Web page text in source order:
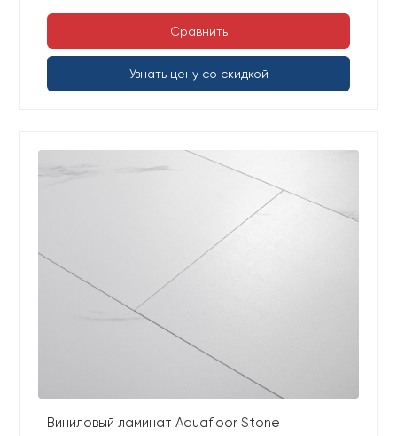
Сравнить
Узнать цену со скидкой
Виниловый ламинат Aquafloor Stone